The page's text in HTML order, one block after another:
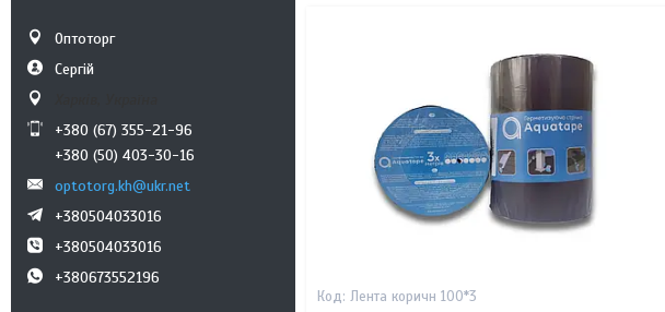
Оптоторг
Сергій
+380 (67) 355-21-96
+380 (50) 403-30-16
optotorg.kh@ukr.net
+380504033016
+380504033016
+380673552196
Лента коричн 100*3